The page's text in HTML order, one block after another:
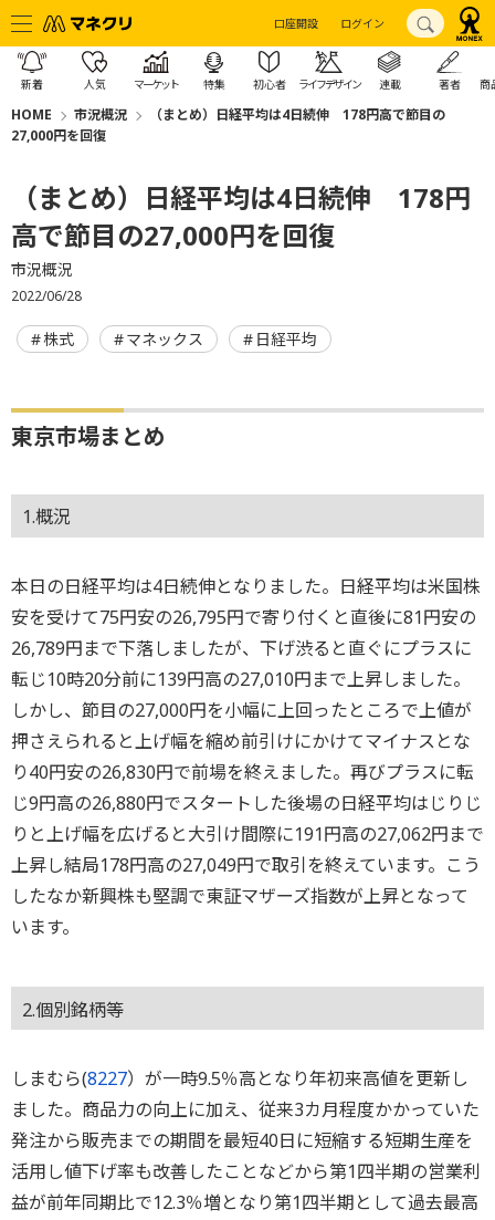
口座開設 ログイン
新着 人気 マーケット 特集 初心者 ライフデザイン 連載 著者 商
HOME 市況概況
（まとめ）日経平均は4日続伸 178円高で節目の
27,000円を回復
（まとめ）日経平均は4日続伸 178円
高で節目の27,000円を回復
市況概況
2022/06/28
株式 マネックス 日経平均
東京市場まとめ
1.概況
本日の日経平均は4日続伸となりました。日経平均は米国株
安を受けて75円安の26,795円で寄り付くと直後に81円安の
26,789円まで下落しましたが、下げ渋ると直ぐにプラスに
転じ10時20分前に139円高の27,010円まで上昇しました。
しかし、節目の27,000円を小幅に上回ったところで上値が
押さえられると上げ幅を縮め前引けにかけてマイナスとな
り40円安の26,830円で前場を終えました。再びプラスに転
じ9円高の26,880円でスタートした後場の日経平均はじりじ
りと上げ幅を広げると大引け間際に191円高の27,062円まで
上昇し結局178円高の27,049円で取引を終えています。こう
したなか新興株も堅調で東証マザーズ指数が上昇となって
います。
2.個別銘柄等
しまむら(8227）が一時9.5％高となり年初来高値を更新し
ました。商品力の向上に加え、従来3カ月程度かかっていた
発注から販売までの期間を最短40日に短縮する短期生産を
活用し値下げ率も改善したことなどから第1四半期の営業利
益が前年同期比で12.3％増となり第1四半期として過去最高